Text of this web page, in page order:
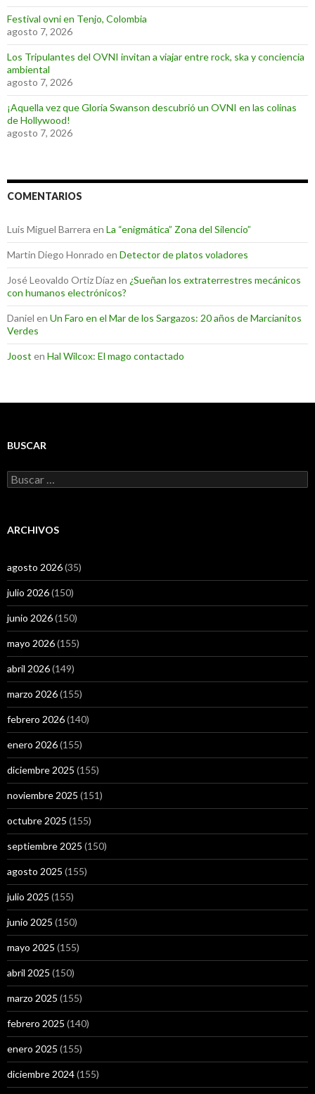
Festival ovni en Tenjo, Colombia
agosto 7, 2026
Los Tripulantes del OVNI invitan a viajar entre rock, ska y conciencia
ambiental
agosto 7, 2026
¡Aquella vez que Gloria Swanson descubrió un OVNI en las colinas
de Hollywood!
agosto 7, 2026
COMENTARIOS
Luis Miguel Barrera en La “enigmática” Zona del Silencio”
Martin Diego Honrado en Detector de platos voladores
José Leovaldo Ortiz Díazen ¿Sueñan los extraterrestres mecánicos
con humanos electrónicos?
Daniel en Un Faro en el Mar de los Sargazos: 20 años de Marcianitos
Verdes
Joost en Hal Wilcox: El mago contactado
BUSCAR
Buscar:
ARCHIVOS
agosto 2026(35)
julio 2026(150)
junio 2026(150)
mayo 2026(155)
abril 2026(149)
marzo 2026(155)
febrero 2026(140)
enero 2026(155)
diciembre 2025 (155)
noviembre 2025 (151)
octubre 2025 (155)
septiembre 2025 (150)
agosto 2025 (155)
julio 2025 (155)
junio 2025 (150)
mayo 2025 (155)
abril 2025 (150)
marzo 2025 (155)
febrero 2025 (140)
enero 2025 (155)
diciembre 2024(155)